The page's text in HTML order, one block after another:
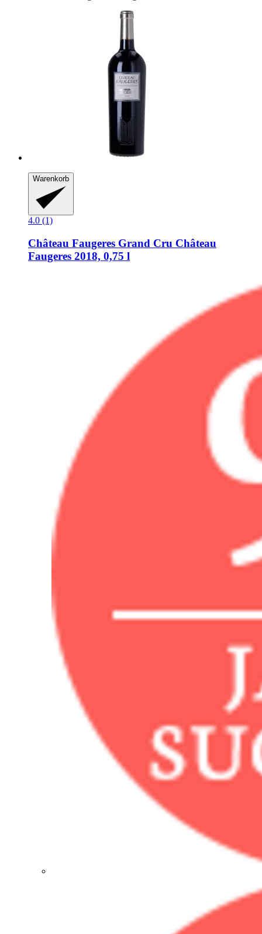
Warenkorb
4.0 (1)
Château Faugeres Grand Cru Château
Faugeres 2018, 0,75 l